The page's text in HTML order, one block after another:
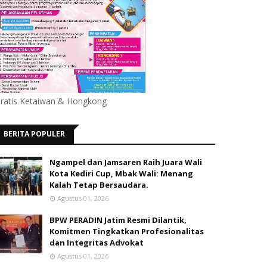
Ketaiwan & Hongkong
BERITA POPULER
Ngampel dan Jamsaren Raih Juara Wali
Kota Kediri Cup, Mbak Wali: Menang
Kalah Tetap Bersaudara.
Agustus 01, 2026
BPW PERADIN Jatim Resmi Dilantik,
Komitmen Tingkatkan Profesionalitas
dan Integritas Advokat
Agustus 01, 2026